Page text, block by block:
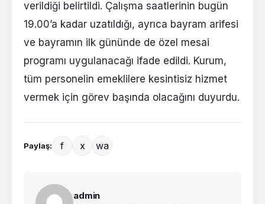
verildiği belirtildi. Çalışma saatlerinin bugün
19.00’a kadar uzatıldığı, ayrıca bayram arifesi
ve bayramın ilk gününde de özel mesai
programı uygulanacağı ifade edildi. Kurum,
tüm personelin emeklilere kesintisiz hizmet
vermek için görev başında olacağını duyurdu.
Paylaş: f x wa
admin